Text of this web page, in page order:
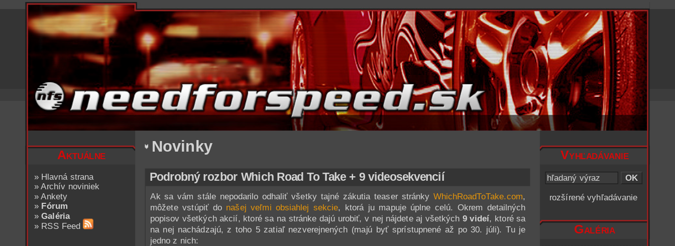
Aktuálne
» Hlavná strana
»Archív noviniek
»Ankety
» Fórum
»Galéria
» RSS Feed
Vyhľadávanie
rozšírené vyhľadávanie
Galéria
Novinky
Podrobný rozbor Which Road To Take + 9 videosekvencií
Ak sa vám stále nepodarilo odhaliť všetky tajné zákutia teaser stránkyWhichRoadToTake.com,
môžete vstúpiť do našej veľmi obsiahlej sekcie, ktorá ju mapuje úplne celú. Okrem detailných
popisov všetkých akcií, ktoré sa na stránke dajú urobiť, v nej nájdete aj všetkých 9 videí, ktoré sa
na nej nachádzajú, z toho 5 zatiaľ nezverejnených (majú byť sprístupnené až po 30. júli). Tu je
jedno z nich: